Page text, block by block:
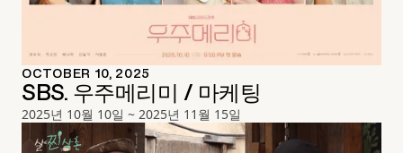
OCTOBER 10, 2025
SBS. 우주메리미 / 마케팅
2025년 10월 10일 ~ 2025년 11월 15일